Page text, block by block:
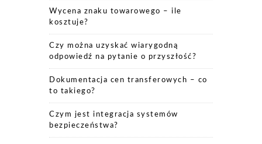
Wycena znaku towarowego – ile
kosztuje?
Czy można uzyskać wiarygodną
odpowiedź na pytanie o przyszłość?
Dokumentacja cen transferowych – co
to takiego?
Czym jest integracja systemów
bezpieczeństwa?